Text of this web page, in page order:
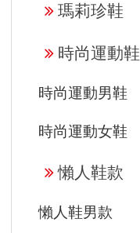
瑪莉珍鞋
時尚運動鞋
時尚運動男鞋
時尚運動女鞋
懶人鞋款
懶人鞋男款